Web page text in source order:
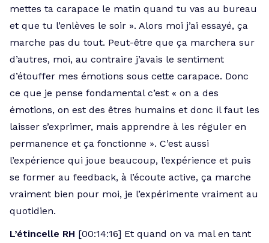
mettes ta carapace le matin quand tu vas au bureau
et que tu l’enlèves le soir ». Alors moi j’ai essayé, ça
marche pas du tout. Peut-être que ça marchera sur
d’autres, moi, au contraire j’avais le sentiment
d’étouffer mes émotions sous cette carapace. Donc
ce que je pense fondamental c’est « on a des
émotions, on est des êtres humains et donc il faut les
laisser s’exprimer, mais apprendre à les réguler en
permanence et ça fonctionne ». C’est aussi
l’expérience qui joue beaucoup, l’expérience et puis
se former au feedback, à l’écoute active, ça marche
vraiment bien pour moi, je l’expérimente vraiment au
quotidien.
L’étincelle RH [00:14:16] Et quand on va mal en tant